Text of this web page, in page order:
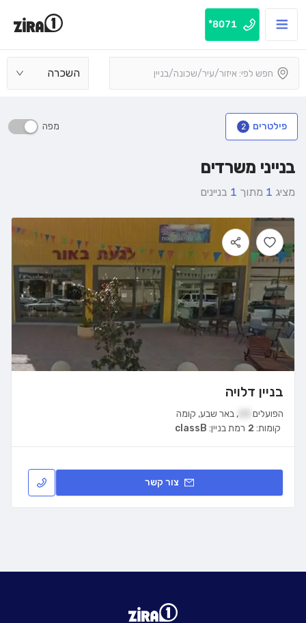
8071*
השכרה
פילטרים 2 מפה
בנייני משרדים
מציג 1 מתוך 1 בניינים
בניין דלויה
הפועלים , באר שבע, קומה
רמת בניין: classB קומות: 2
צור קשר